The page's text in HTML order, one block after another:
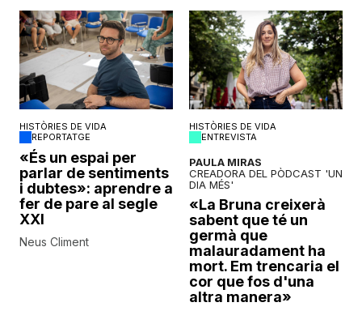
HISTÒRIES DE VIDA
REPORTATGE
«És un espai per
parlar de sentiments
i dubtes»: aprendre a
fer de pare al segle
XXI
Neus Climent
HISTÒRIES DE VIDA
ENTREVISTA
PAULA MIRAS
CREADORA DEL PÒDCAST 'UN
DIA MÉS'
«La Bruna creixerà
sabent que té un
germà que
malauradament ha
mort. Em trencaria el
cor que fos d'una
altra manera»